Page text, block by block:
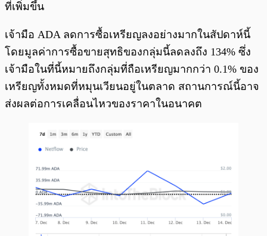
ที่เพิ่มขึ้น
เจ้ามือ ADA ลดการซื้อเหรียญลงอย่างมากในสัปดาห์นี้
โดยมูลค่าการซื้อขายสุทธิของกลุ่มนี้ลดลงถึง 134% ซึ่ง
เจ้ามือในที่นี้หมายถึงกลุ่มที่ถือเหรียญมากกว่า 0.1% ของ
เหรียญทั้งหมดที่หมุนเวียนอยู่ในตลาด สถานการณ์นี้อาจ
ส่งผลต่อการเคลื่อนไหวของราคาในอนาคต